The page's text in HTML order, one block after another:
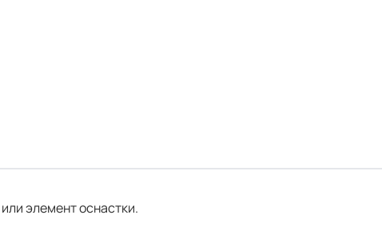
элемент оснастки.